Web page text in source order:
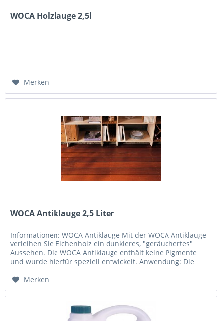
WOCA Holzlauge 2,5l
Merken
WOCA Antiklauge 2,5 Liter
Informationen: WOCA Antiklauge Mit der WOCA Antiklauge
verleihen Sie Eichenholz ein dunkleres, "geräuchertes"
Aussehen. Die WOCA Antiklauge enthält keine Pigmente
und wurde hierfür speziell entwickelt. Anwendung: Die
Merken